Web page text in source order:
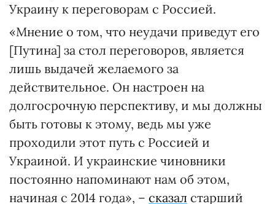
Украину к переговорам с Россией.
«Мнение о том, что неудачи приведут его
[Путина] за стол переговоров, является
лишь выдачей желаемого за
действительное. Он настроен на
долгосрочную перспективу, и мы должны
быть готовы к этому, ведь мы уже
проходили этот путь с Россией и
Украиной. И украинские чиновники
постоянно напоминают нам об этом,
начиная с 2014 года», – сказал старший